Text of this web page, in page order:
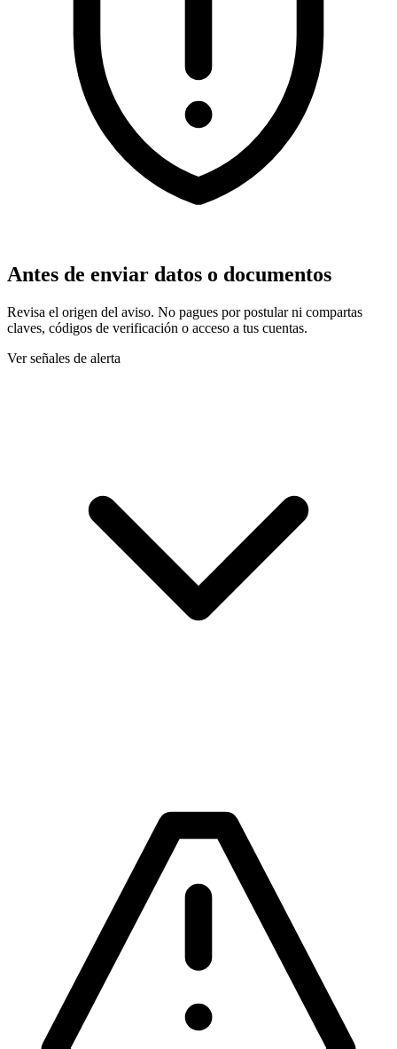
Antes de enviar datos o documentos
Revisa el origen del aviso. No pagues por postular ni compartas
claves, códigos de verificación o acceso a tus cuentas.
Ver señales de alerta